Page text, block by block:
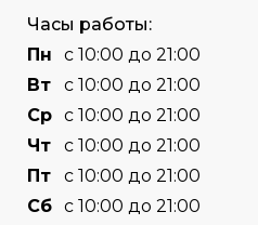
Часы работы:
Пн
с 10:00 до 21:00
Вт
с 10:00 до 21:00
Cр с 10:00 до 21:00
Чт
с 10:00 до 21:00
Пт
с 10:00 до 21:00
Сб с 10:00 до 21:00